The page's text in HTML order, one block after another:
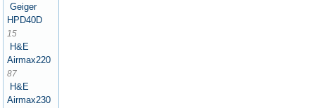
Geiger
HPD40D
15
H&E
Airmax220
87
H&E
Airmax230